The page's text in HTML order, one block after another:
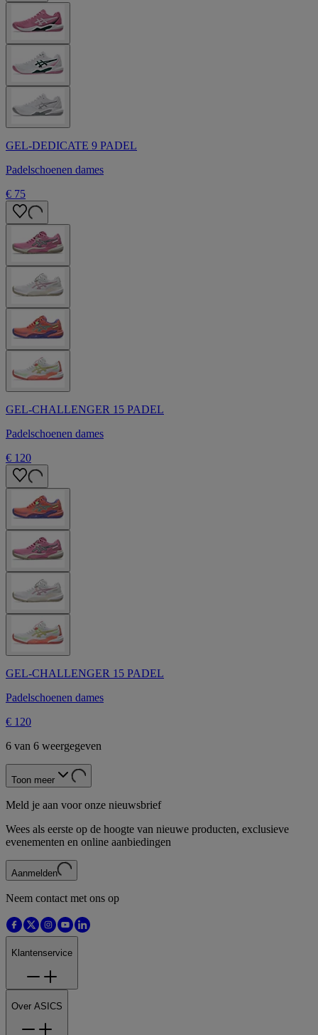
GEL-DEDICATE 9 PADEL
Padelschoenen dames
€ 75
GEL-CHALLENGER 15 PADEL
Padelschoenen dames
€ 120
GEL-CHALLENGER 15 PADEL
Padelschoenen dames
€ 120
6 van 6 weergegeven
Toon meer
Meld je aan voor onze nieuwsbrief
Wees als eerste op de hoogte van nieuwe producten, exclusieve
evenementen en online aanbiedingen
Aanmelden
Neem contact met ons op
Klantenservice
Over ASICS